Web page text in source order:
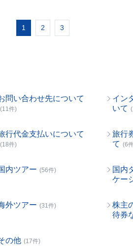
1 2 3
問い合わせ先について
(11件)
イン
いて
行代金支払いについて
(18件)
旅行
て (6
内ツアー (56件)
国内
ケー
外ツアー (31件)
株主
待券
の他 (17件)